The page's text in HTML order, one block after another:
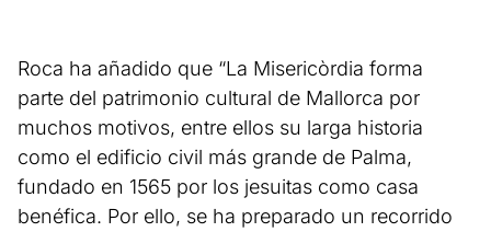
Roca ha añadido que “La Misericòrdia forma
parte del patrimonio cultural de Mallorca por
muchos motivos, entre ellos su larga historia
como el edificio civil más grande de Palma,
fundado en 1565 por los jesuitas como casa
benéfica. Por ello, se ha preparado un recorrido